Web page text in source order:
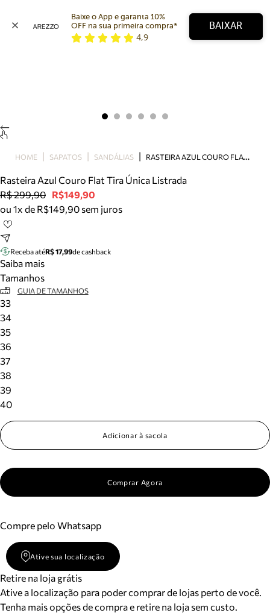
Bolsa
Tamanco
Tênis
Mule
Tire dúvidas sobre pedidos, devoluções e mais.
Meus pedidos
Acompanhe seus pedidos e solicite devoluções.
Baixe o App e garanta 10%
OFF na sua primeira compra*
4,9
BAIXAR
HOME SAPATOS SANDÁLIAS R
ASTEIRA AZUL COURO FLAT TIRA ÚNICA LISTRADA
Rasteira Azul Couro Flat Tira Única Listrada
R$ 299,90 R$149,90
ou 1x de R$149,90 sem juros
Receba atéR$ 17,99de cashback
Saiba mais
Tamanhos
GUIA DE TAMANHOS
33
34
35
36
37
38
39
40
Adicionar à sacola
Comprar Agora
Compre pelo Whatsapp
Ative sua localização
Retire na loja grátis
Ative a localização para poder comprar de lojas perto de você.
Tenha mais opções de compra e retire na loja sem custo.